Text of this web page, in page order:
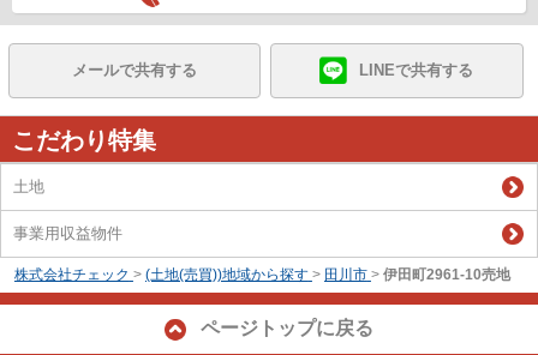
メールで共有する LINEで共有する
こだわり特集
土地
事業用収益物件
株式会社チェック > (土地(売買))地域から探す > 田川市 > 伊田町2961-10売地
ページトップに戻る